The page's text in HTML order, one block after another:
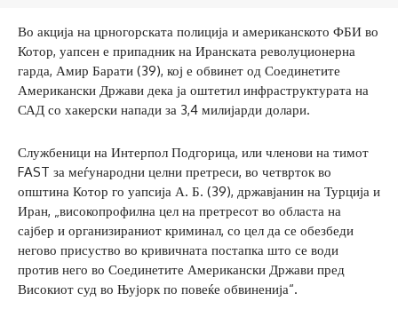
Во акција на црногорската полиција и американското ФБИ во
Котор, уапсен е припадник на Иранската револуционерна
гарда, Амир Барати (39), кој е обвинет од Соединетите
Американски Држави дека ја оштетил инфраструктурата на
САД со хакерски напади за 3,4 милијарди долари.
Службеници на Интерпол Подгорица, или членови на тимот
FAST за меѓународни целни претреси, во четврток во
општина Котор го уапсија А. Б. (39), државјанин на Турција и
Иран, „високопрофилна цел на претресот во областа на
сајбер и организираниот криминал, со цел да се обезбеди
негово присуство во кривичната постапка што се води
против него во Соединетите Американски Држави пред
Високиот суд во Њујорк по повеќе обвиненија“.